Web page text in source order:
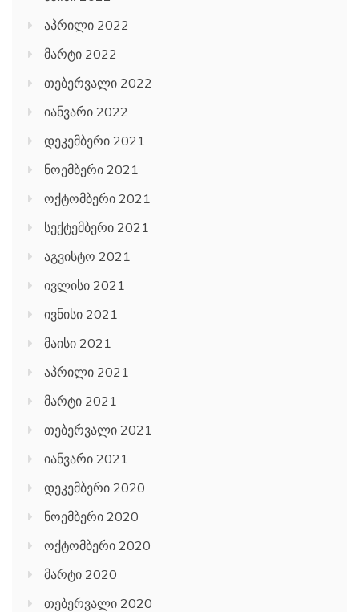
აპრილი 2022
მარტი 2022
თებერვალი 2022
იანვარი 2022
დეკემბერი 2021
ნოემბერი 2021
ოქტომბერი 2021
სექტემბერი 2021
აგვისტო 2021
ივლისი 2021
ივნისი 2021
მაისი 2021
აპრილი 2021
მარტი 2021
თებერვალი 2021
იანვარი 2021
დეკემბერი 2020
ნოემბერი 2020
ოქტომბერი 2020
მარტი 2020
თებერვალი 2020